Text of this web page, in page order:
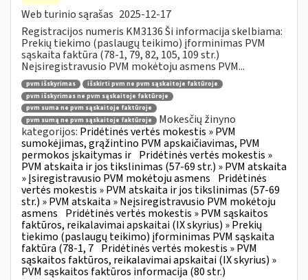
Web turinio sąrašas 2025-12-17
Registracijos numeris KM3136 Ši informacija skelbiama:
Prekių tiekimo (paslaugų teikimo) įforminimas PVM
sąskaita faktūra (78-1, 79, 82, 105, 109 str.)
Neįsiregistravusio PVM mokėtoju asmens PVM...
pvm išskyrimas
išskirti pvm ne pvm sąskaitoje faktūroje
pvm išskyrimas ne pvm sąskaitoje faktūroje
pvm suma ne pvm sąskaitoje faktūroje
pvm sumą ne pvm sąskaitoje faktūroje
Mokesčių žinyno
kategorijos: Pridėtinės vertės mokestis » PVM
sumokėjimas, grąžintino PVM apskaičiavimas, PVM
permokos įskaitymas ir Pridėtinės vertės mokestis »
PVM atskaita ir jos tikslinimas (57-69 str.) » PVM atskaita
» Įsiregistravusio PVM mokėtoju asmens Pridėtinės
vertės mokestis » PVM atskaita ir jos tikslinimas (57-69
str.) » PVM atskaita » Neįsiregistravusio PVM mokėtoju
asmens Pridėtinės vertės mokestis » PVM sąskaitos
faktūros, reikalavimai apskaitai (IX skyrius) » Prekių
tiekimo (paslaugų teikimo) įforminimas PVM sąskaita
faktūra (78-1, 7 Pridėtinės vertės mokestis » PVM
sąskaitos faktūros, reikalavimai apskaitai (IX skyrius) »
PVM sąskaitos faktūros informacija (80 str.)